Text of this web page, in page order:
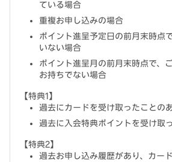
ている場合
重複お申し込みの場合
ポイント進呈予定日の前月末時点
いない場合
ポイント進呈月の前月末時点で、
お持ちでない場合
【特典1】
過去にカードを受け取ったことの
過去に入会特典ポイントを受け取
【特典2】
過去お申し込み履歴があり、カー